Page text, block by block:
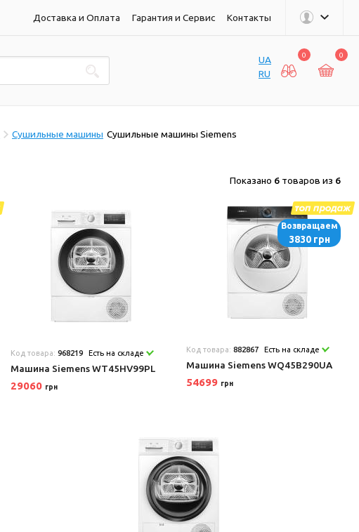
Доставка и Оплата Гарантия и Сервис Контакты
UA
RU
0 0
Сушильные машины Сушильные машины Siemens
Показано 6 товаров из 6
Код товара:968219 Есть на складе
Машина Siemens WT45HV99PL
29060 грн
Возвращаем
3830 грн
Код товара:882867 Есть на складе
Машина Siemens WQ45B290UA
54699 грн